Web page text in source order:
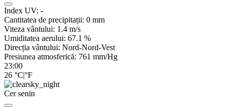
Index UV: -
Cantitatea de precipitații: 0 mm
Viteza vântului: 1.4 m/s
Umiditatea aerului: 67.1 %
Direcția vântului: Nord-Nord-Vest
Presiunea atmosferică: 761 mm/Hg
23:00
26 °C|°F
Cer senin